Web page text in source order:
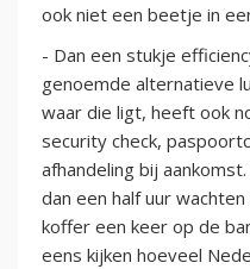
ook niet een beetje in
- Dan een stukje
genoemde alternatieve
waar die ligt, heeft ook
security check,
afhandeling bij
dan een half uur
koffer een keer op de
eens kijken hoeveel